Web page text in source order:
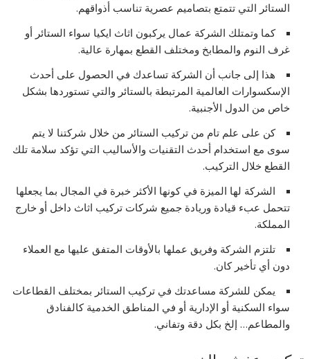
الستائر التي تتمتع بتصاميم عصرية تناسب أذواقهم.
كما وتمتلك الشركة عمال يركبون اثاث ايكيا سواء الستائر أو
غرف النوم والمطابخ ومختلف القطع بمهارة عالية.
هذا إلى جانب أن الشركة تساعدك في الحصول على أحدث
الإسكسوارات العالمية المرتبطة بالستائر والتي تستوردها بشكل
خاص من الدول الأجنبية.
كن على علم تام من تركيب الستائر من خلال شركتنا لا يتم
سوى مع استخدام أحدث التقنيات والأساليب التي تؤكد سلامة تلك
القطع خلال التركيب.
الشركة لها الميزة في كونها الأكثر خبرة في المجال بما يجعلها
تتحمل عبء قيادة وريادة جميع شركات تركيب اثاث داخل أو خارج
المملكة.
تلتزم الشركة وفريق عملها بالأوقات المتفق عليها مع العملاء
دون أي تأخير كان.
يمكن للشركة مساعدتك في تركيب الستائر بمختلف القطاعات
سواء السكنية أو الإدارية أو في المناطق الخدمية كالفنادق
والمطاعم… إلخ بكل دقة وتفاني.